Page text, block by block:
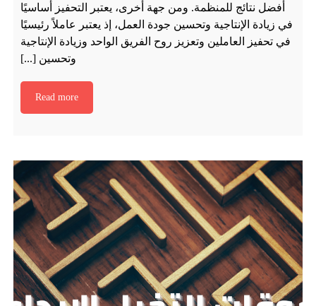
أفضل نتائج للمنظمة. ومن جهة أخرى، يعتبر التحفيز أساسيًا
في زيادة الإنتاجية وتحسين جودة العمل، إذ يعتبر عاملاً رئيسيًا
في تحفيز العاملين وتعزيز روح الفريق الواحد وزيادة الإنتاجية
وتحسين [...]
Read more